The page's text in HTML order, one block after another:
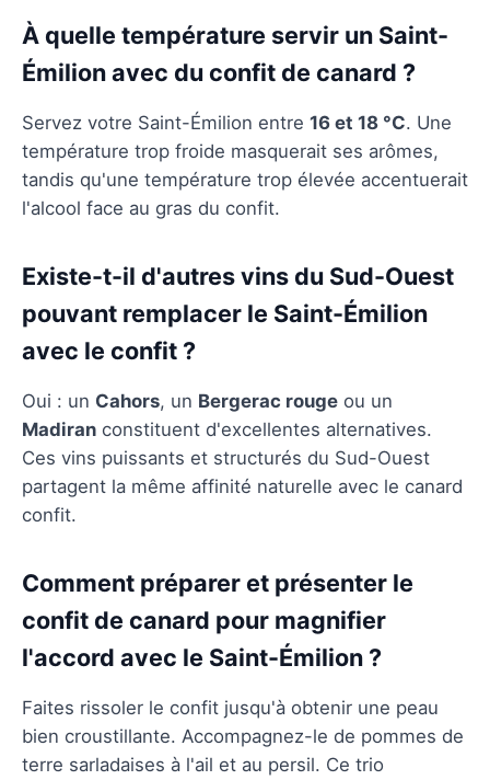
À quelle température servir un Saint-
Émilion avec du confit de canard ?
Servez votre Saint-Émilion entre 16 et 18 °C. Une
température trop froide masquerait ses arômes,
tandis qu'une température trop élevée accentuerait
l'alcool face au gras du confit.
Existe-t-il d'autres vins du Sud-Ouest
pouvant remplacer le Saint-Émilion
avec le confit ?
Oui : un Cahors, un Bergerac rouge ou un
Madiran constituent d'excellentes alternatives.
Ces vins puissants et structurés du Sud-Ouest
partagent la même affinité naturelle avec le canard
confit.
Comment préparer et présenter le
confit de canard pour magnifier
l'accord avec le Saint-Émilion ?
Faites rissoler le confit jusqu'à obtenir une peau
bien croustillante. Accompagnez-le de pommes de
terre sarladaises à l'ail et au persil. Ce trio